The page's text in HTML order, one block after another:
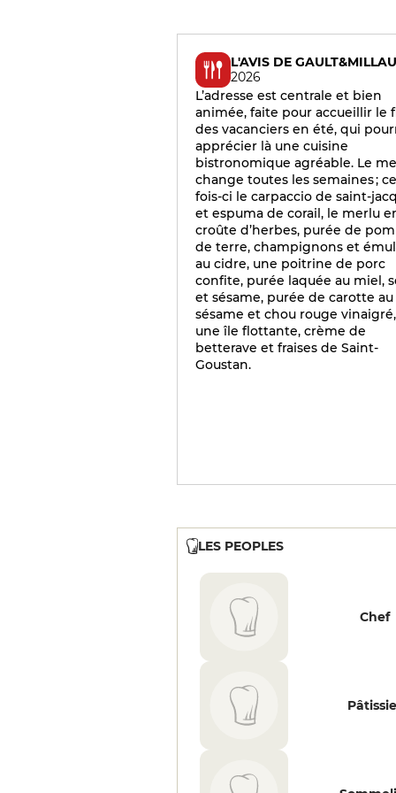
L'AVIS DE GAULT&MILLAU
2026
L’adresse est centrale et bien
animée, faite pour accueillir le
des vacanciers en été, qui
apprécier là une cuisine
bistronomique agréable. Le
change toutes les semaines ;
fois-ci le carpaccio de saint-
et espuma de corail, le merlu
croûte d’herbes, purée de
de terre, champignons et
au cidre, une poitrine de porc
confite, purée laquée au miel,
et sésame, purée de carotte au
sésame et chou rouge vinaigré,
une île flottante, crème de
betterave et fraises de Saint-
Goustan.
LES PEOPLES
Chef